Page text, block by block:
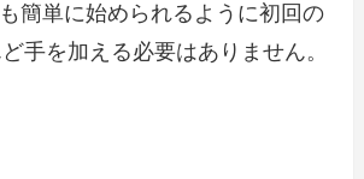
簡単に始められるように初回の
手を加える必要はありません。